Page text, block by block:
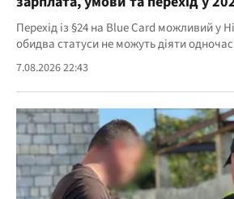
Перехід із §24 на Blue Card можливий у
обидва статуси не можуть діяти
7.08.2026 22:43